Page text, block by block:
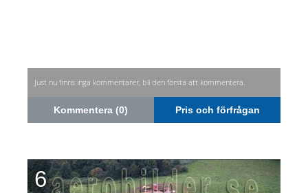
Just nu finns inga kommentarer, bli den första att kommentera.
Kommentera (0) Pris och förfrågan
6